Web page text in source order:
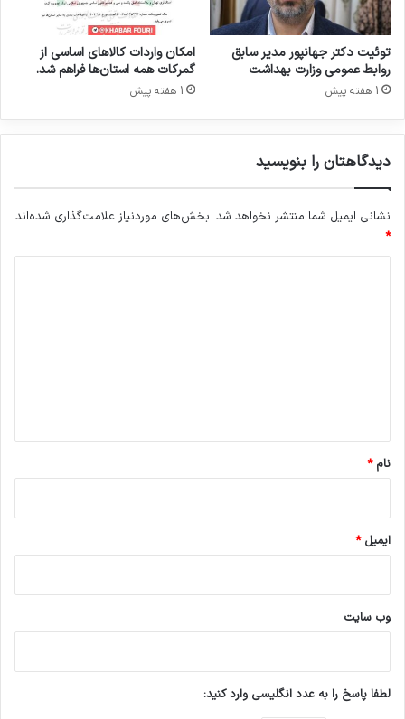
سلامت فراهم می‌کند و در نقش یک استراتژی نوین
در زمینه توسعه و انتقال فناوری زیستی در کشور به
شمار می‌رود. سندیکای تولیدکنندگان مواد دارویی،‌
شیمیایی و بسته‌بندی دارویی و موسسه آلند، روابط
عمومی سندیکا و برگزارکننده نمایشگاه‌های فارمکس،‌
از طریق تبادل نظر و هم‌افزایی با فعالان صنعتی و
پژوهشگران حوزه پزشکی و سلامت در این همایش
نقش موثر خود را به نمایش گذاشته‌اند و حضوری
ر
و
ی
ی
توئیت دکتر جهانپور مدیر سابق
روابط عمومی وزارت بهداشت
1 هفته پیش
امکان واردات کالاهای اساسی از
گمرکات همه استان‌ها فراهم شد.
1 هفته پیش
دیدگاهتان را بنویسید
نشانی ایمیل شما منتشر نخواهد شد. بخش‌های موردنیاز علامت‌گذاری شده‌اند
*
نام*
ایمیل*
وب‌ سایت
لطفا پاسخ را به عدد انگلیسی وارد کنید: